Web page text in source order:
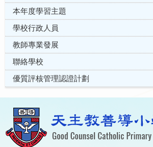
本年度學習主題
學校行政人員
教師專業發展
聯絡學校
優質評核管理認證計劃